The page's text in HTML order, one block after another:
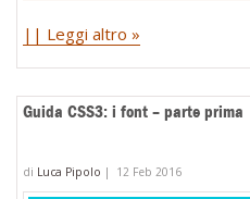
|| Leggi altro »
Guida CSS3: i font – parte prima
di Luca Pipolo | 12 Feb 2016